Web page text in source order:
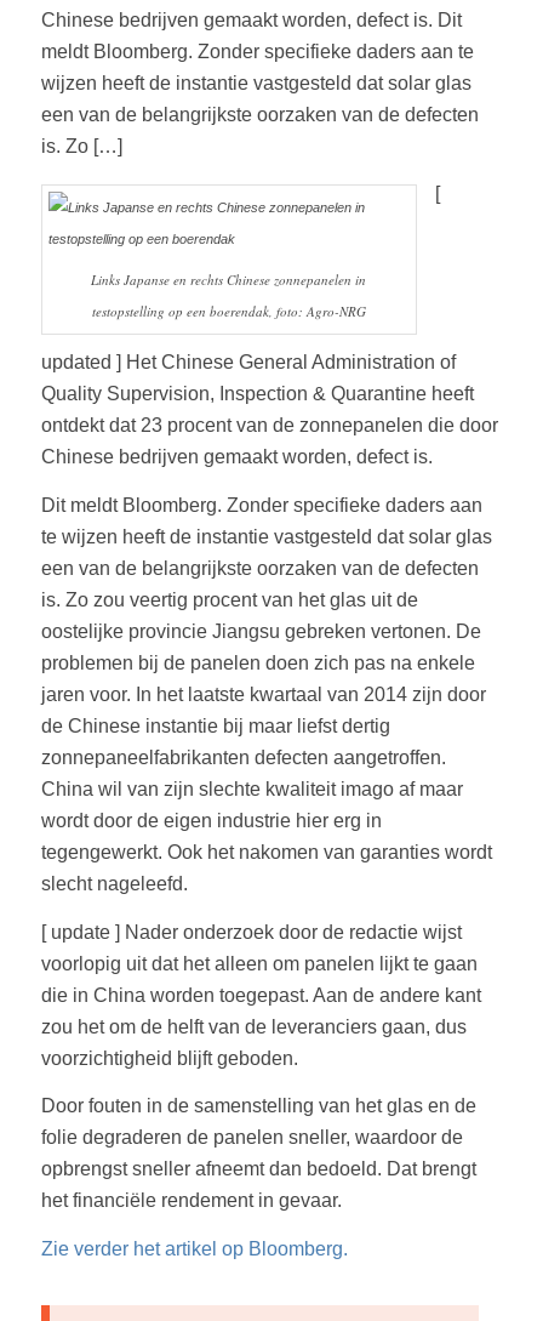
Chinese bedrijven gemaakt worden, defect is. Dit
meldt Bloomberg. Zonder specifieke daders aan te
wijzen heeft de instantie vastgesteld dat solar glas
een van de belangrijkste oorzaken van de defecten
is. Zo […]
Links Japanse en rechts Chinese zonnepanelen in
testopstelling op een boerendak, foto: Agro-NRG
[
updated ] Het Chinese General Administration of
Quality Supervision, Inspection & Quarantine heeft
ontdekt dat 23 procent van de zonnepanelen die door
Chinese bedrijven gemaakt worden, defect is.
Dit meldt Bloomberg. Zonder specifieke daders aan
te wijzen heeft de instantie vastgesteld dat solar glas
een van de belangrijkste oorzaken van de defecten
is. Zo zou veertig procent van het glas uit de
oostelijke provincie Jiangsu gebreken vertonen. De
problemen bij de panelen doen zich pas na enkele
jaren voor. In het laatste kwartaal van 2014 zijn door
de Chinese instantie bij maar liefst dertig
zonnepaneelfabrikanten defecten aangetroffen.
China wil van zijn slechte kwaliteit imago af maar
wordt door de eigen industrie hier erg in
tegengewerkt. Ook het nakomen van garanties wordt
slecht nageleefd.
[ update ] Nader onderzoek door de redactie wijst
voorlopig uit dat het alleen om panelen lijkt te gaan
die in China worden toegepast. Aan de andere kant
zou het om de helft van de leveranciers gaan, dus
voorzichtigheid blijft geboden.
Door fouten in de samenstelling van het glas en de
folie degraderen de panelen sneller, waardoor de
opbrengst sneller afneemt dan bedoeld. Dat brengt
het financiële rendement in gevaar.
Zie verder het artikel op Bloomberg.